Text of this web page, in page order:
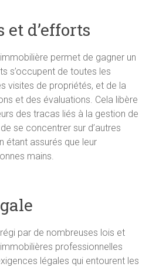
et d’efforts
permet de gagner un
s’occupent de toutes les
visites de propriétés, et de la
et des évaluations. Cela libère
des tracas liés à la gestion de
se concentrer sur d’autres
étant assurés que leur
mains.
par de nombreuses lois et
professionnelles
légales qui entourent les